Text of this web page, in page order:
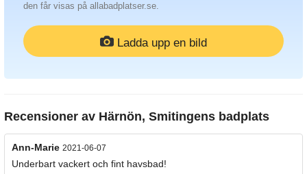
den får visas på allabadplatser.se.
Ladda upp en bild
Recensioner av Härnön, Smitingens badplats
Ann-Marie 2021-06-07
Underbart vackert och fint havsbad!